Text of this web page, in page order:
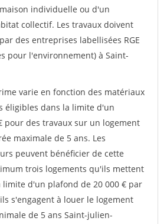
individuelle ou d'un
collectif. Les travaux doivent
des entreprises labellisées RGE
pour l'environnement) à Saint-
varie en fonction des matériaux
éligibles dans la limite d'un
pour des travaux sur un logement
maximale de 5 ans. Les
peuvent bénéficier de cette
trois logements qu'ils mettent
limite d'un plafond de 20 000 € par
s'engagent à louer le logement
de 5 ans Saint-julien-